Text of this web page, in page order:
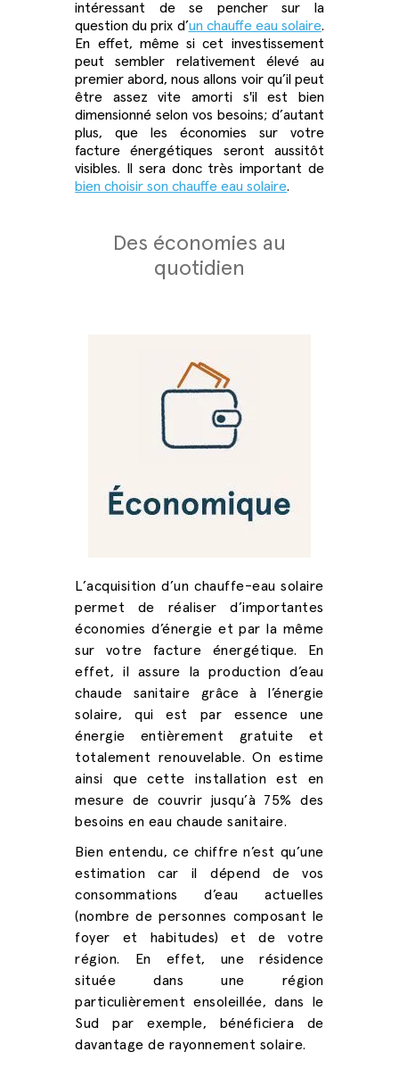
intéressant de se pencher sur la
question duprix d’un chauffe eau solaire.
En effet, même si cet investissement
peut sembler relativement élevé au
premier abord, nous allons voir qu’il peut
être assez vite amorti s'il est bien
dimensionné selon vos besoins; d’autant
plus, que les économies sur votre
facture énergétiques seront aussitôt
visibles. Il sera donc très important de
bien choisir son chauffe eau solaire.
Des économies au
quotidien
L’acquisition d’un chauffe-eau solaire
permet de réaliser d’importantes
économies d’énergie et par la même
sur votre facture énergétique. En
effet, il assure la production d’eau
chaude sanitaire grâce à l’énergie
solaire, qui est par essence une
énergie entièrement gratuite et
totalement renouvelable. On estime
ainsi que cette installation est en
mesure de couvrir jusqu’à 75% des
besoins en eau chaude sanitaire.
Bien entendu, ce chiffre n’est qu’une
estimation car il dépend de vos
consommations d’eau actuelles
(nombre de personnes composant le
foyer et habitudes) et de votre
région. En effet, une résidence
située dans une région
particulièrement ensoleillée, dans le
Sud par exemple, bénéficiera de
davantage de rayonnement solaire.